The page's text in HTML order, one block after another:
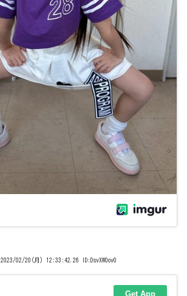
2023/02/20(月) 12:33:42.26 ID:DsvXW0ov0